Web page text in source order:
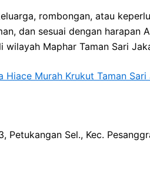
rombongan, atau
dan sesuai dengan
wilayah Maphar Taman Sari
Hiace Murah Krukut Taman
Petukangan Sel., Kec.